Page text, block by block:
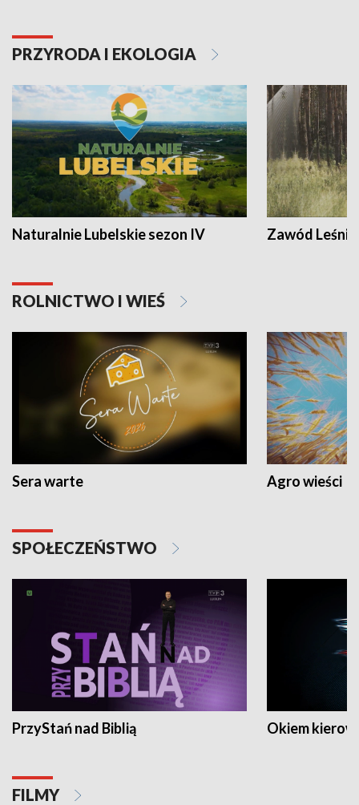
PRZYRODA I EKOLOGIA
Naturalnie Lubelskie sezon IV Zawód Leśnik
ROLNICTWO I WIEŚ
Sera warte Agro wieści
SPOŁECZEŃSTWO
PrzyStań nad Biblią Okiem
FILMY